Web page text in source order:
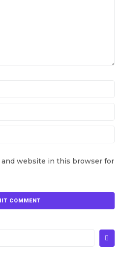
and website in this browser for